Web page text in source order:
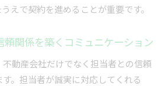
えで契約を進めることが重要です。
頼関係を築くコミュニケーション
動産会社だけでなく担当者との信頼
。担当者が誠実に対応してくれる